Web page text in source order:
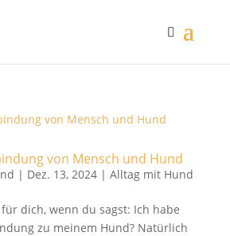
von Mensch und Hund
| Dez. 13, 2024| Alltag mit Hund
dich, wenn du sagst: Ich habe
zu meinem Hund? Natürlich